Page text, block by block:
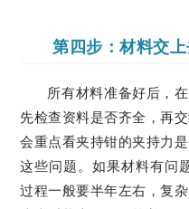
第四步：材料交
所有材料准备好后，
先检查资料是否齐全，再
会重点看夹持钳的夹持力
这些问题。如果材料有问
过程一般要半年左右，复